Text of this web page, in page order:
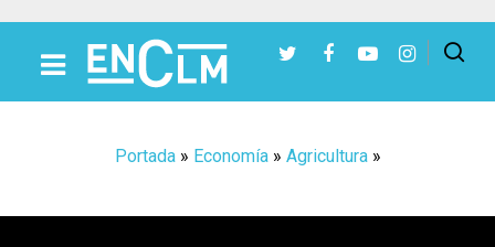
Portada» Economía» Agricultura»